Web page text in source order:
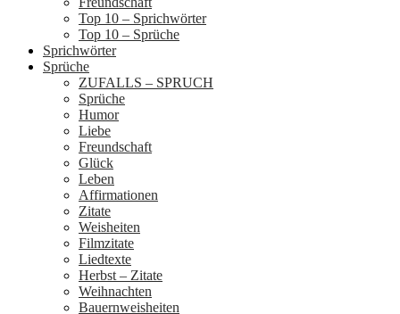
Top 10 – Sprichwörter
Top 10 – Sprüche
Sprichwörter
Sprüche
ZUFALLS – SPRUCH
Sprüche
Humor
Liebe
Freundschaft
Glück
Leben
Affirmationen
Zitate
Weisheiten
Filmzitate
Liedtexte
Herbst – Zitate
Weihnachten
Bauernweisheiten